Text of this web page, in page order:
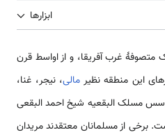
ابزارها
غرب آفریقا، و از اواسط قرن
این منطقه نظیر مالی، نیجر، غنا،
مسلک البقعیه شیخ احمد البقعی
برخی از مسلمانان معتقدند مریدان